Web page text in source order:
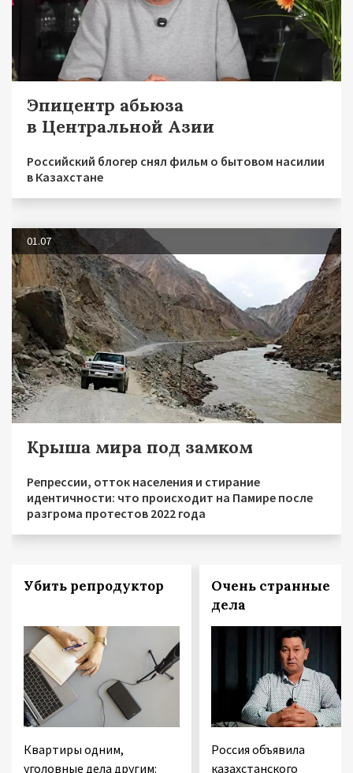
Эпицентр абьюза
в Центральной Азии
Российский блогер снял фильм о бытовом насилии
в Казахстане
01.07
Крыша мира под замком
Репрессии, отток населения и стирание
идентичности: что происходит на Памире после
разгрома протестов 2022 года
Убить репродуктор
Квартиры одним,
уголовные дела другим:
Очень странные
дела
Россия объявила
казахстанского